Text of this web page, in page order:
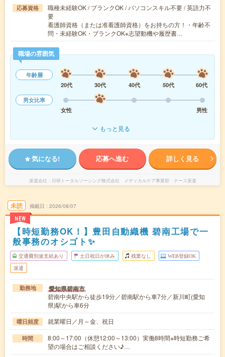
応募資格
職種未経験OK / ブランクOK / パソコンスキル不要 / 英語力不
要
看護師資格（または准看護師資格）をお持ちの方！・年齢不
問・未経験OK・ブランクOK※志望動機や履歴書…
職場の雰囲気
年齢層
20代
30代 40代 50代
60代
男女比率
女性
男性
もっと見る
気になる! 応募へ進む 詳しく見る
派遣会社 日研トータルソーシング株式会社 メディカルケア事業部 ナース派遣
未読
NEW
掲載日 2026/08/07
【時短勤務OK！】豊田自動織機 碧南工場で一
般事務のオシゴト✨
交通費別途支給あり 土日祝日が休み 残業なし WEB登録OK
派遣
勤務地 愛知県碧南市
碧南中央駅から徒歩19分／碧南駅から車7分／新川町(愛知
県)駅から車6分
曜日頻度 就業曜日／月～金、祝日
時間
8:00～17:00（休憩12:00～13:00）実働8時間※時短勤務ご希
望の場合はご相談ください♪…